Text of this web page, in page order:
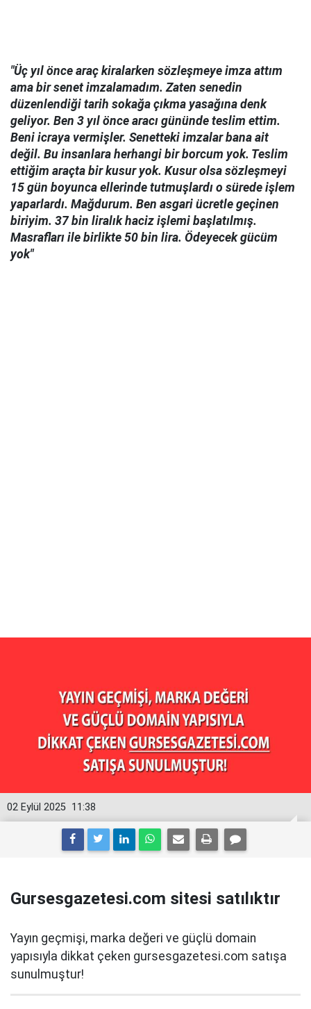
"Üç yıl önce araç kiralarken sözleşmeye imza attım
ama bir senet imzalamadım. Zaten senedin
düzenlendiği tarih sokağa çıkma yasağına denk
geliyor. Ben 3 yıl önce aracı gününde teslim ettim.
Beni icraya vermişler. Senetteki imzalar bana ait
değil. Bu insanlara herhangi bir borcum yok. Teslim
ettiğim araçta bir kusur yok. Kusur olsa sözleşmeyi
15 gün boyunca ellerinde tutmuşlardı o sürede işlem
yaparlardı. Mağdurum. Ben asgari ücretle geçinen
biriyim. 37 bin liralık haciz işlemi başlatılmış.
Masrafları ile birlikte 50 bin lira. Ödeyecek gücüm
yok"
11:38
02 Eylül 2025
Gursesgazetesi.com sitesi satılıktır
Yayın geçmişi, marka değeri ve güçlü domain
yapısıyla dikkat çeken gursesgazetesi.com satışa
sunulmuştur!